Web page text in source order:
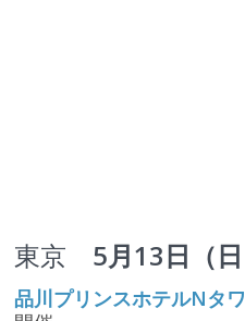
東京 5月13日（
品川プリンスホテルNタ